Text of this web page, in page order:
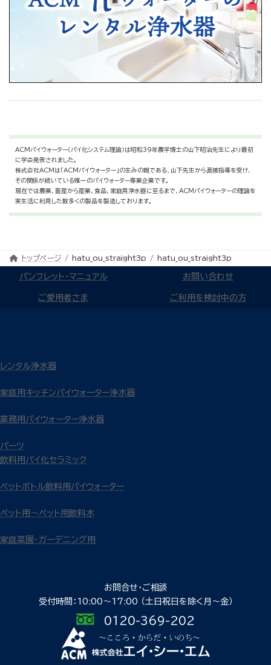
ACMパイウォーター（パイ化システム理論）は昭和39年農学博士の山下昭治先生により最初
に学会発表されました。
株式会社ACMは「ACMパイウォーター」の生みの親である、山下先生から直接指導を受け、
その関係が続いている唯一のパイウォーター専業企業です。
現在では農業、畜産から産業、食品、家庭用浄水器に至るまで、ACMパイウォーターの理論を
実生活に利用した数多くの製品を製造しております。
トップページ hatu_ou_straight3p hatu_ou_straight3p
パンフレット・マニュアル お問い合わせ
ご愛用者さま ご利用を検討中の方
レンタル浄水器
家庭用キッチンパイウォーター浄水器
業務用パイウォーター浄水器
パーツ
飲料用パイ化セラミック
ペットボトル飲料用パイウォーター
ペット用～ペット用飲料水
家庭菜園・ガーデニング用
お問合せ・ご相談
受付時間：10:00〜17:00 （土日祝日を除く月〜金）
0120-369-202